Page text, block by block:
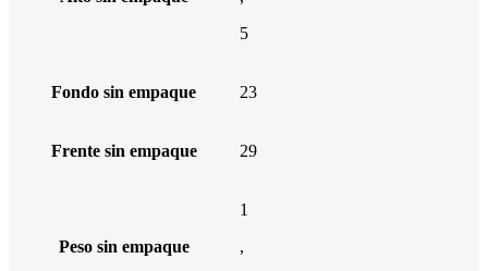
5
Fondo sin empaque 23
Frente sin empaque 29
Peso sin empaque
1
,